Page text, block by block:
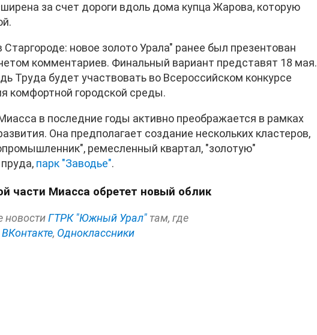
за счет дороги вдоль дома купца Жарова, которую
новое золото Урала" ранее был презентован
комментариев. Финальный вариант представят 18 мая.
Труда будет участвовать во Всероссийском конкурсе
комфортной городской среды.
в последние годы активно преображается в рамках
Она предполагает создание нескольких кластеров,
ремесленный квартал, "золотую"
парк "Заводье".
части Миасса обретет новый облик
новостиГТРК "Южный Урал" там, где
ВКонтакте, Одноклассники